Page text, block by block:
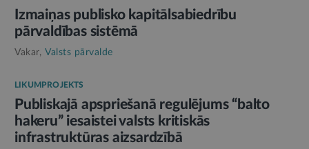
Izmaiņas publisko kapitālsabiedrību
pārvaldības sistēmā
Vakar, Valsts pārvalde
LIKUMPROJEKTS
Publiskajā apspriešanā regulējums “balto
hakeru” iesaistei valsts kritiskās
infrastruktūras aizsardzībā